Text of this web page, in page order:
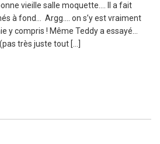
vieille salle moquette…. Il a fait
à fond… Argg…. on s’y est vraiment
y compris ! Même Teddy a essayé…
très juste tout […]